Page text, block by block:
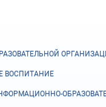
ВОСПИТАНИЕ